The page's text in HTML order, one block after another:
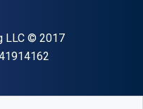
LLC Copyright
© 2017